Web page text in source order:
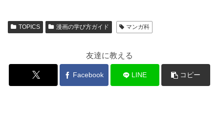
TOPICS 漫画の学び方ガイド マンガ科
友達に教える
Facebook LINE コピー